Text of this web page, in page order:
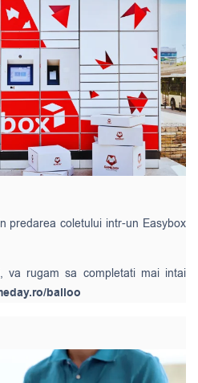
predarea coletului intr-un Easybox
va rugam sa completati mai intai
balloo